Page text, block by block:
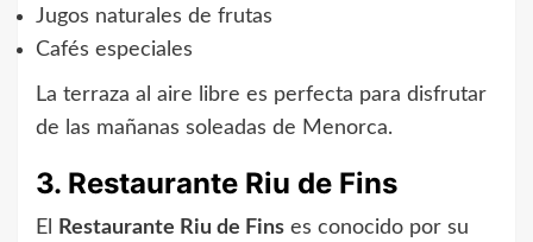
Jugos naturales de frutas
Cafés especiales
La terraza al aire libre es perfecta para disfrutar
de las mañanas soleadas de Menorca.
3. Restaurante Riu de Fins
El Restaurante Riu de Fins es conocido por su